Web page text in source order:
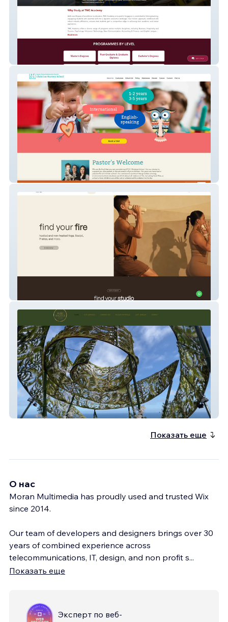
SPCC Christian School
Make A Scene! Bali, Indonesia
Показать еще
О нас
Moran Multimedia has proudly used and trusted Wix
since 2014.
Our team of developers and designers brings over 30
years of combined experience across
telecommunications, IT, design, and non profit s...
Показать еще
Эксперт по веб-